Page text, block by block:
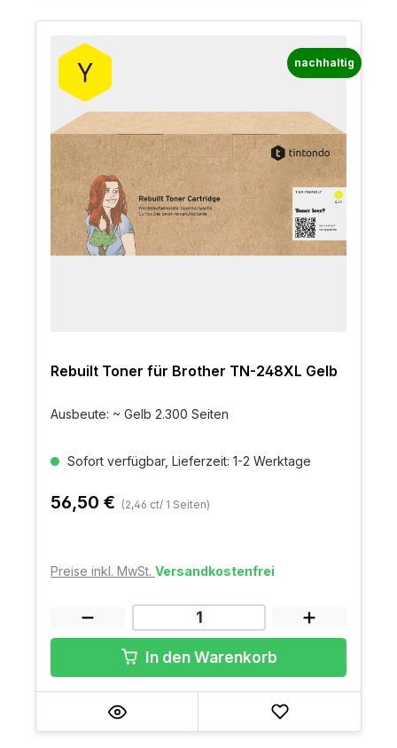
nachhaltig
Rebuilt Toner für Brother TN-248XL Gelb
Ausbeute: ~ Gelb 2.300 Seiten
Sofort verfügbar, Lieferzeit: 1-2 Werktage
56,50 € (2,46 ct/ 1 Seiten)
Preise inkl. MwSt. Versandkostenfrei
In den Warenkorb